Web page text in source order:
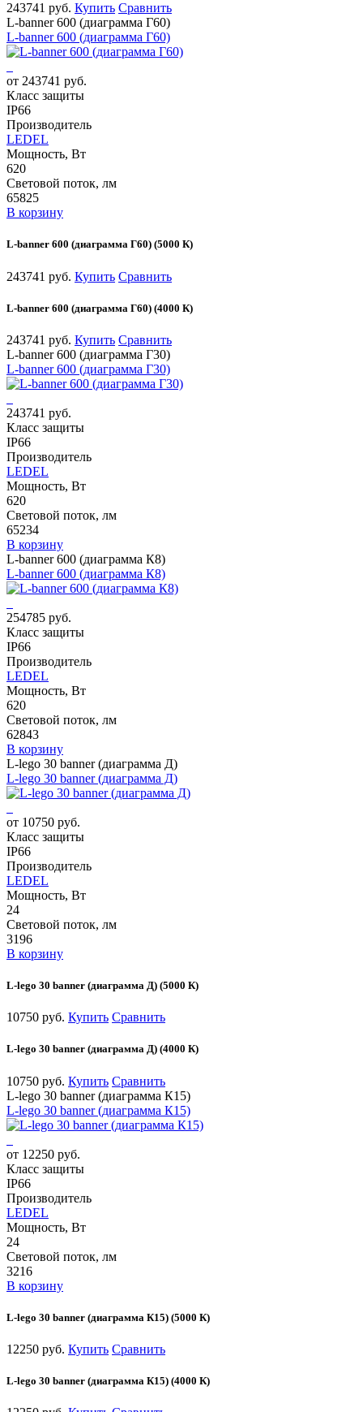
243741 руб. Купить Сравнить
L-banner 600 (диаграмма Г60)
L-banner 600 (диаграмма Г60)
от 243741 руб.
Класс защиты
IP66
Производитель
LEDEL
Мощность, Вт
620
Световой поток, лм
65825
В корзину
L-banner 600 (диаграмма Г60) (5000 К)
243741 руб. Купить Сравнить
L-banner 600 (диаграмма Г60) (4000 К)
243741 руб. Купить Сравнить
L-banner 600 (диаграмма Г30)
L-banner 600 (диаграмма Г30)
243741 руб.
Класс защиты
IP66
Производитель
LEDEL
Мощность, Вт
620
Световой поток, лм
65234
В корзину
L-banner 600 (диаграмма К8)
L-banner 600 (диаграмма К8)
254785 руб.
Класс защиты
IP66
Производитель
LEDEL
Мощность, Вт
620
Световой поток, лм
62843
В корзину
L-lego 30 banner (диаграмма Д)
L-lego 30 banner (диаграмма Д)
от 10750 руб.
Класс защиты
IP66
Производитель
LEDEL
Мощность, Вт
24
Световой поток, лм
3196
В корзину
L-lego 30 banner (диаграмма Д) (5000 К)
10750 руб. Купить Сравнить
L-lego 30 banner (диаграмма Д) (4000 К)
10750 руб. Купить Сравнить
L-lego 30 banner (диаграмма К15)
L-lego 30 banner (диаграмма К15)
от 12250 руб.
Класс защиты
IP66
Производитель
LEDEL
Мощность, Вт
24
Световой поток, лм
3216
В корзину
L-lego 30 banner (диаграмма К15) (5000 К)
12250 руб. Купить Сравнить
L-lego 30 banner (диаграмма К15) (4000 К)